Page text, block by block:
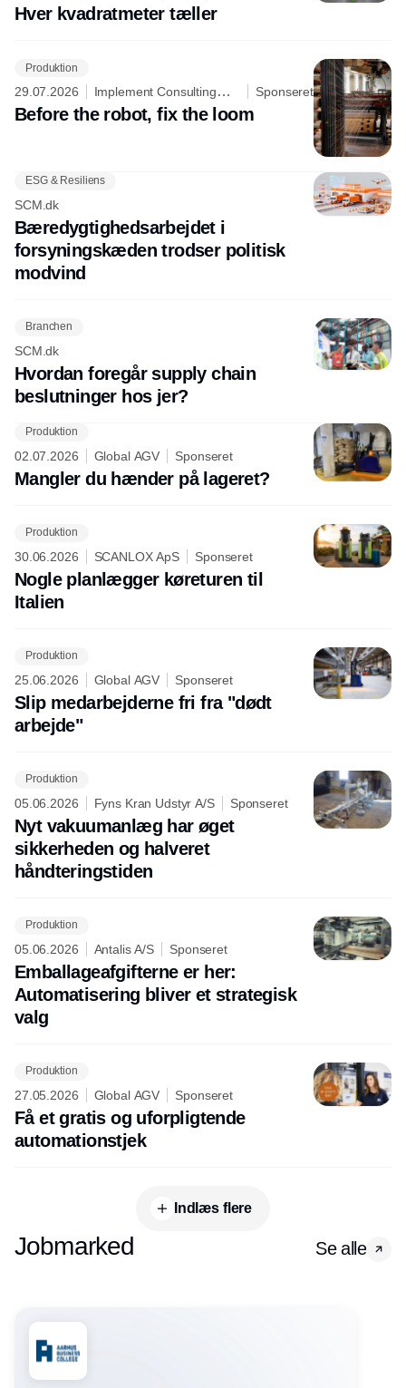
Hver kvadratmeter tæller
Produktion
29.07.2026
Implement Consulting
Group
Sponseret
Before the robot, fix the loom
ESG & Resiliens
SCM.dk
Bæredygtighedsarbejdet i
forsyningskæden trodser politisk
modvind
Branchen
SCM.dk
Hvordan foregår supply chain
beslutninger hos jer?
Produktion
02.07.2026 Global AGV Sponseret
Mangler du hænder på lageret?
Produktion
30.06.2026 SCANLOX ApS Sponseret
Nogle planlægger køreturen til
Italien
Produktion
25.06.2026 Global AGV Sponseret
Slip medarbejderne fri fra "dødt
arbejde"
Produktion
05.06.2026 Fyns Kran Udstyr A/S Sponseret
Nyt vakuumanlæg har øget
sikkerheden og halveret
håndteringstiden
Produktion
05.06.2026 Antalis A/S Sponseret
Emballageafgifterne er her:
Automatisering bliver et strategisk
valg
Produktion
27.05.2026 Global AGV Sponseret
Få et gratis og uforpligtende
automationstjek
Indlæs flere
Jobmarked Se alle